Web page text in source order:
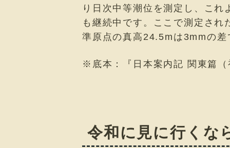
り日次中等潮位を測定し、こ
も継続中です。ここで測定さ
準原点の真高24.5mは3mmの
※底本：『日本案内記 関東篇
令和に見に行くな